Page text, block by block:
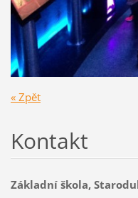
« Zpět
Kontakt
Základní škola,